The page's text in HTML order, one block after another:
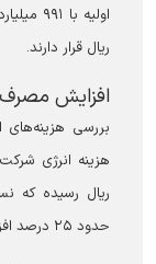
ریال قرار دارند.
افزایش مصرف
بررسی
حدود ۲۵ درصد افزایش یافته است.